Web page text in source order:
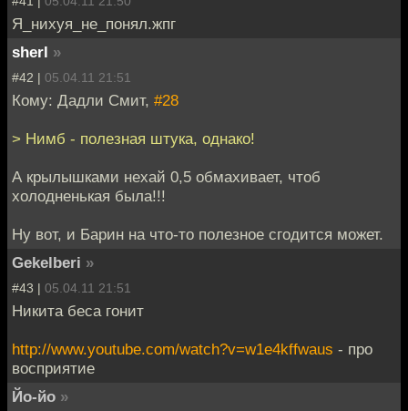
Я_нихуя_не_понял.жпг
sherl »
#42 | 05.04.11 21:51
Кому: Дадли Смит, #28
> Нимб - полезная штука, однако!
А крылышками нехай 0,5 обмахивает, чтоб
холодненькая была!!!
Ну вот, и Барин на что-то полезное сгодится может.
Gekelberi »
#43 | 05.04.11 21:51
Никита беса гонит
http://www.youtube.com/watch?v=w1e4kffwaus - про
восприятие
Йо-йо »